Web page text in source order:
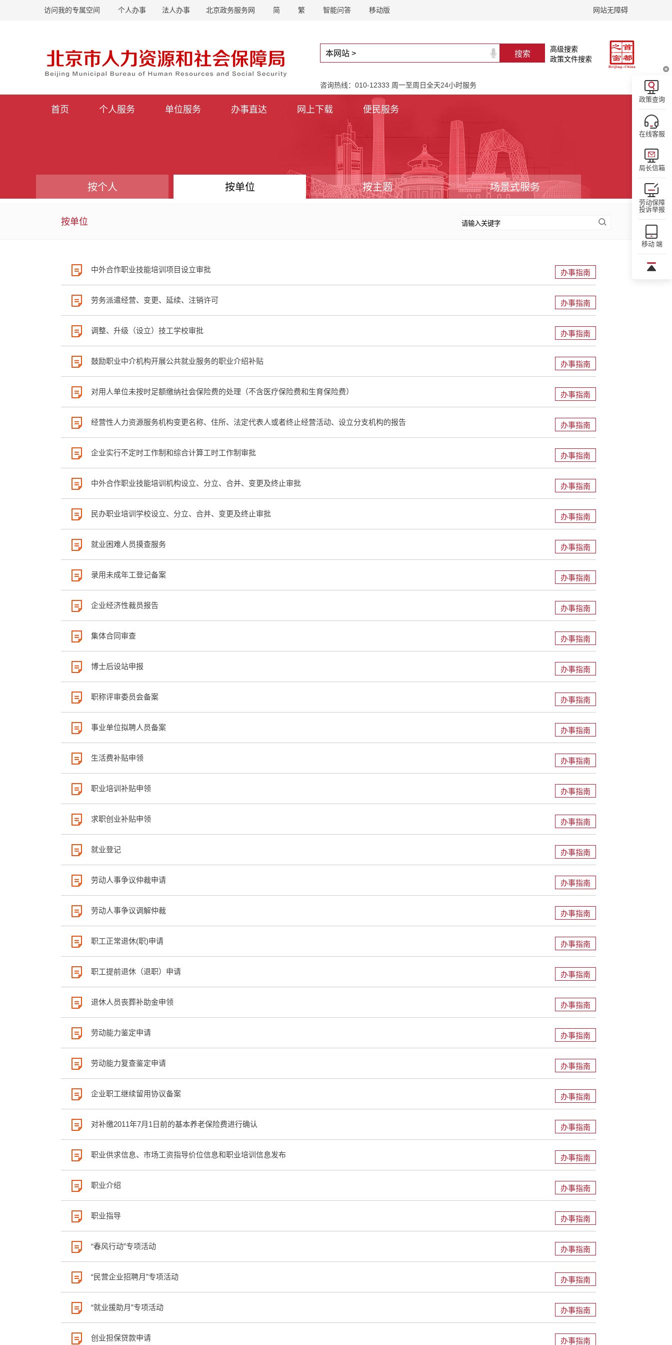
访问我的专属空间 个人办事 法人办事 北京政务服务网 简 繁 智能问答 移动版 网站无障碍
高级搜索
政策文件搜索
咨询热线：010-12333 周一至周日全天24小时服务
首页 个人服务 单位服务 办事直达 网上下载 便民服务
按个人 按单位 按主题 场景式服务
按单位
中外合作职业技能培训项目设立审批 办事指南
劳务派遣经营、变更、延续、注销许可 办事指南
调整、升级（设立）技工学校审批 办事指南
鼓励职业中介机构开展公共就业服务的职业介绍补贴 办事指南
对用人单位未按时足额缴纳社会保险费的处理（不含医疗保险费和生育保险费） 办事指南
经营性人力资源服务机构变更名称、住所、法定代表人或者终止经营活动、设立分支机构的报告 办事指南
企业实行不定时工作制和综合计算工时工作制审批 办事指南
中外合作职业技能培训机构设立、分立、合并、变更及终止审批 办事指南
民办职业培训学校设立、分立、合并、变更及终止审批 办事指南
就业困难人员摸查服务 办事指南
录用未成年工登记备案 办事指南
企业经济性裁员报告 办事指南
集体合同审查 办事指南
博士后设站申报 办事指南
职称评审委员会备案 办事指南
事业单位拟聘人员备案 办事指南
生活费补贴申领 办事指南
职业培训补贴申领 办事指南
求职创业补贴申领 办事指南
就业登记 办事指南
劳动人事争议仲裁申请 办事指南
劳动人事争议调解仲裁 办事指南
职工正常退休(职)申请 办事指南
职工提前退休（退职）申请 办事指南
退休人员丧葬补助金申领 办事指南
劳动能力鉴定申请 办事指南
劳动能力复查鉴定申请 办事指南
企业职工继续留用协议备案 办事指南
对补缴2011年7月1日前的基本养老保险费进行确认 办事指南
职业供求信息、市场工资指导价位信息和职业培训信息发布 办事指南
职业介绍 办事指南
职业指导 办事指南
“春风行动”专项活动 办事指南
“民营企业招聘月”专项活动 办事指南
“就业援助月”专项活动 办事指南
创业担保贷款申请 办事指南
政策查询
在线客服
局长信箱
劳动保障
投诉举报
移动 端